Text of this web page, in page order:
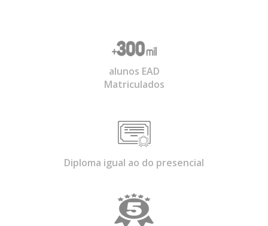
alunos EAD
Matriculados
Diploma igual ao do presencial